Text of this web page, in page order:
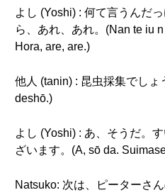
よし (Yoshi) : 何て言うんだ
ら、あれ、あれ。(Nan te iu
Hora, are, are.)
他人 (tanin) : 昆虫採集でしょ
deshō.)
よし (Yoshi) : あ、そうだ。
ざいます。(A, sō da.
Natsuko: 次は、ピーターさ